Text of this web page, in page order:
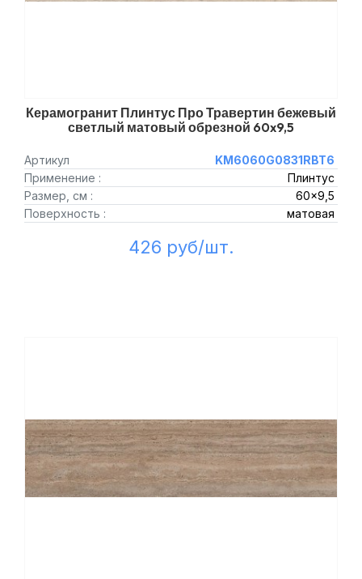
Керамогранит Плинтус Про Травертин бежевый
светлый матовый обрезной 60x9,5
Артикул
KM6060G0831RBT6
Применение :
Плинтус
Размер, см :
60x9,5
Поверхность :
матовая
426 руб/шт.